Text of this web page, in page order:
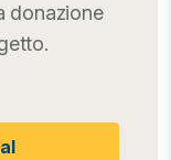
donazione